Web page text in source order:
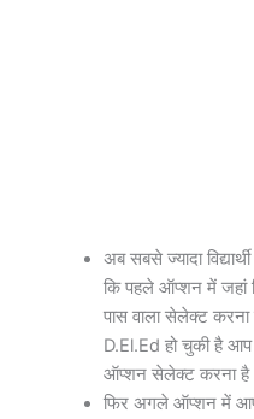
अब सबसे ज्यादा
कि पहले ऑप्शन में
पास वाला सेलेक्ट
D.El.Ed हो चुकी है
ऑप्शन सेलेक्ट करना है |
फिर अगले ऑप्शन में